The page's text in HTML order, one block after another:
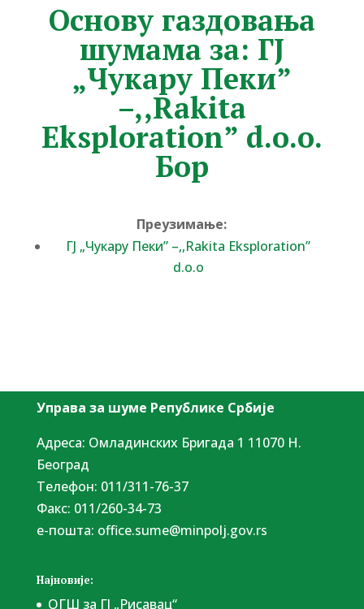
Основу газдовања
шумама за: ГЈ
„Чукару Пеки”
–,,Rakita
Eksploration” d.o.o.
Бор
Преузимање:
ГЈ „Чукару Пеки” –,,Rakita Eksploration”
d.o.o
Управа за шуме Републике Србије
Адреса: Омладинских Бригада 1 11070 Н.
Београд
Tелефон: 011/311-76-37
Факс: 011/260-34-73
е-пошта: office.sume@minpolj.gov.rs
Најновије:
ОГШ за ГЈ „Рисавац“